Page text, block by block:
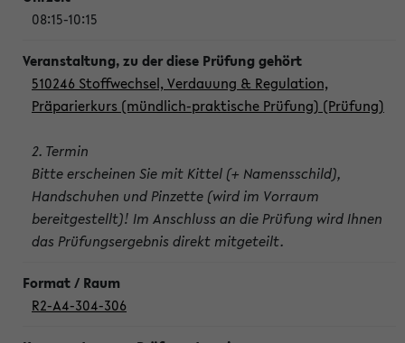
08:15-10:15
510246 Stoffwechsel, Verdauung & Regulation,
Präparierkurs (mündlich-praktische Prüfung) (Prüfung)
2. Termin
Bitte erscheinen Sie mit Kittel (+ Namensschild),
Handschuhen und Pinzette (wird im Vorraum
bereitgestellt)! Im Anschluss an die Prüfung wird Ihnen
das Prüfungsergebnis direkt mitgeteilt.
R2-A4-304-306